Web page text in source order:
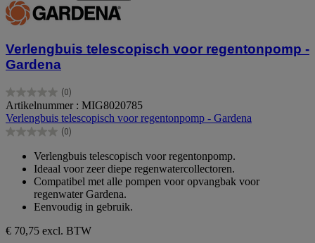
Verlengbuis telescopisch voor regentonpomp -
Gardena
(0)
0.0
van
de
5
Artikelnummer : MIG8020785
Verlengbuis telescopisch voor regentonpomp - Gardena
(0)
0.0
sterren.
Verlengbuis telescopisch voor regentonpomp.
Ideaal voor zeer diepe regenwatercollectoren.
Compatibel met alle pompen voor opvangbak voor
regenwater Gardena.
Eenvoudig in gebruik.
€ 70,75 excl. BTW